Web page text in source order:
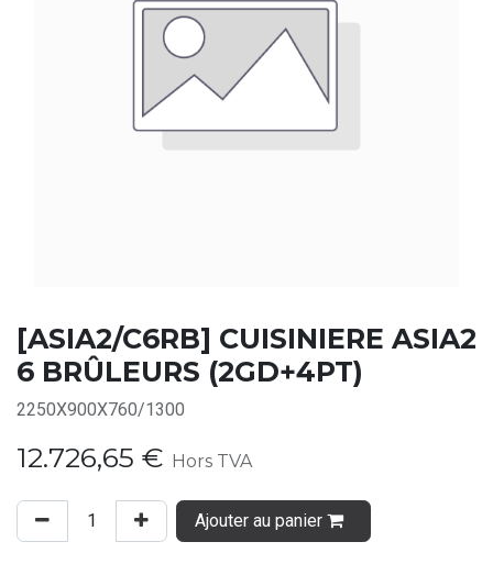
[ASIA2/C6RB] CUISINIERE ASIA2
6 BRÛLEURS (2GD+4PT)
2250X900X760/1300
12.726,65 € Hors TVA
Ajouter au panier